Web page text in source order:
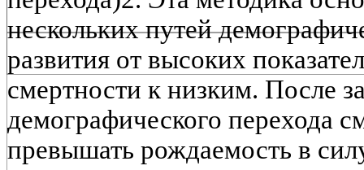
нескольких путей
развития от высоких
смертности к низким. После
демографического перехода
превышать рождаемость в